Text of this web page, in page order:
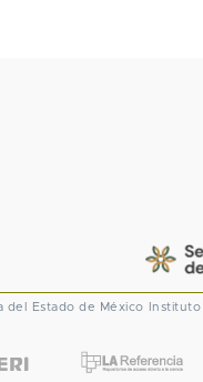
del Estado de México